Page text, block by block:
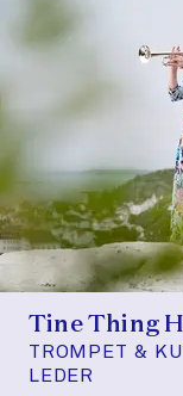
Tine Thing
TROMPET &
LEDER